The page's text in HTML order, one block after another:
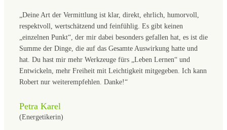
„Deine Art der Vermittlung ist klar, direkt, ehrlich, humorvoll,
respektvoll, wertschätzend und feinfühlig. Es gibt keinen
„einzelnen Punkt“, der mir dabei besonders gefallen hat, es ist die
Summe der Dinge, die auf das Gesamte Auswirkung hatte und
hat. Du hast mir mehr Werkzeuge fürs „Leben Lernen“ und
Entwickeln, mehr Freiheit mit Leichtigkeit mitgegeben. Ich kann
Robert nur weiterempfehlen. Danke!“
Petra Karel
(Energetikerin)